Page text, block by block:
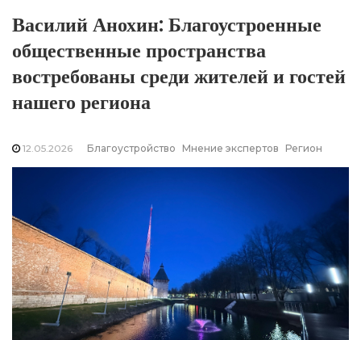
Василий Анохин: Благоустроенные
общественные пространства
востребованы среди жителей и гостей
нашего региона
12.05.2026 Благоустройство Мнение экспертов Регион